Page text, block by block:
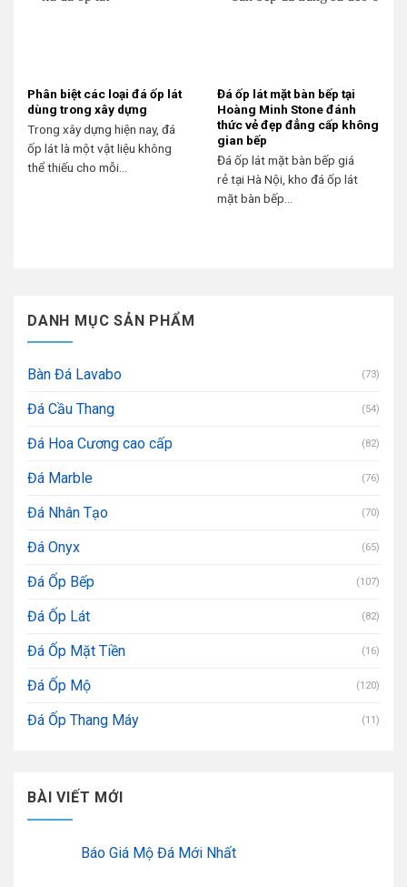
Phân biệt các loại đá ốp lát
dùng trong xây dựng
Trong xây dựng hiện nay, đá
ốp lát là một vật liệu không
thể thiếu cho mỗi...
Đá ốp lát mặt bàn bếp tại
Hoàng Minh Stone đánh
thức vẻ đẹp đẳng cấp không
gian bếp
Đá ốp lát mặt bàn bếp giá
rẻ tại Hà Nội, kho đá ốp lát
mặt bàn bếp...
DANH MỤC SẢN PHẨM
Bàn Đá Lavabo (73)
Đá Cầu Thang (54)
Đá Hoa Cương cao cấp (82)
Đá Marble (76)
Đá Nhân Tạo (70)
Đá Onyx (65)
Đá Ốp Bếp (107)
Đá Ốp Lát (82)
Đá Ốp Mặt Tiền (16)
Đá Ốp Mộ (120)
Đá Ốp Thang Máy (11)
BÀI VIẾT MỚI
Báo Giá Mộ Đá Mới Nhất